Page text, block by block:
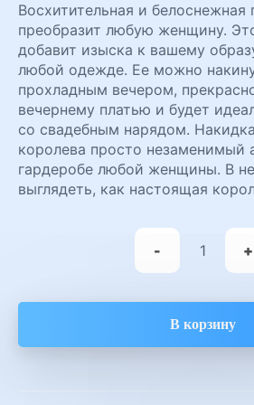
Восхитительная и белоснежная
преобразит любую женщину.
добавит изыска к вашему
любой одежде. Ее можно
прохладным вечером,
вечернему платью и будет
со свадебным нарядом.
королева просто незаменимый
гардеробе любой женщины. В
выглядеть, как настоящая
-
Количество
товара
Пуховая
накидка
королева
+
В корзину